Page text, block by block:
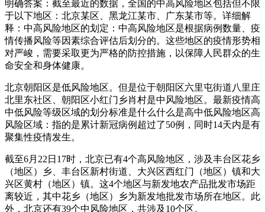
明确答案：截至最近的数据，全国的中高风险地区包括但不限
于以下地区：北京某区、黑龙江某市、广东某市等。详细解
释：中高风险地区的划定：中高风险地区是根据病例数量、疫
情传播风险等因素综合评估后划分的。这些地区的疫情形势相
对严峻，需要采取更为严格的防控措施，以保障人民群众的生
命安全和身体健康。
北京朝阳区是低风险地区。但是位于朝阳区六里屯街道八里庄
北里东社区、朝阳区小红门乡肖村是中风险地区。最新疫情高
中低风险等级区域的划分标准是什么什么是高中低风险地区高
风险区域：指的是累计新冠病例超过了50例，同时14天内是有
聚集性疫情发生。
截至6月22日17时，北京已有4个高风险地区，涉及丰台区花乡
（地区）乡、丰台区新村街道、大兴区西红门（地区）镇和大
兴区黄村（地区）镇。这4个地区与新发地农产品批发市场距
离较近，其中花乡（地区）乡为新发地批发市场所在地区。此
外，北京还有39个中风险地区，共涉及10个区。